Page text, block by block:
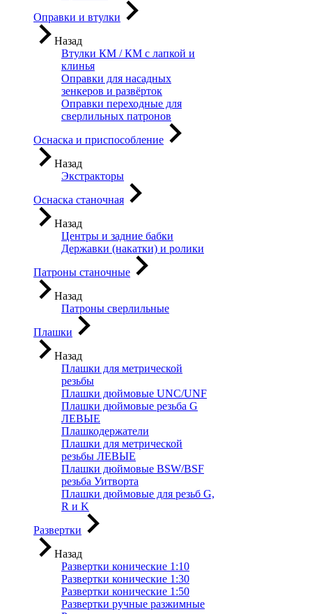
Оправки и втулки
Назад
Втулки КМ / КМ с лапкой и
клинья
Оправки для насадных
зенкеров и развёрток
Оправки переходные для
сверлильных патронов
Оснаска и приспособление
Назад
Экстракторы
Оснаска станочная
Назад
Центры и задние бабки
Державки (накатки) и ролики
Патроны станочные
Назад
Патроны сверлильные
Плашки
Назад
Плашки для метрической
резьбы
Плашки дюймовые UNC/UNF
Плашки дюймовые резьба G
ЛЕВЫЕ
Плашкодержатели
Плашки для метрической
резьбы ЛЕВЫЕ
Плашки дюймовые BSW/BSF
резьба Уитворта
Плашки дюймовые для резьб G,
R и K
Развертки
Назад
Развертки конические 1:10
Развертки конические 1:30
Развертки конические 1:50
Развертки ручные разжимные